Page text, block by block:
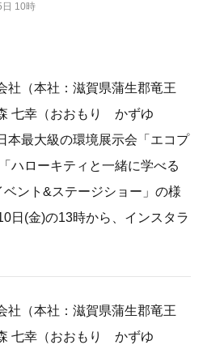
10時
社（本社：滋賀県蒲生郡竜王
七幸（おおもり かずゆ
本最大級の環境展示会「エコプ
ハローキティと一緒に学べる
ント&ステージショー」の様
日(金)の13時から、インスタラ
社（本社：滋賀県蒲生郡竜王
七幸（おおもり かずゆ